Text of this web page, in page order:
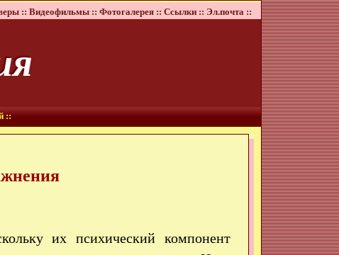
:: Видеофильмы :: Фотогалерея :: Ссылки :: Эл.почта ::
::
их психический компонент